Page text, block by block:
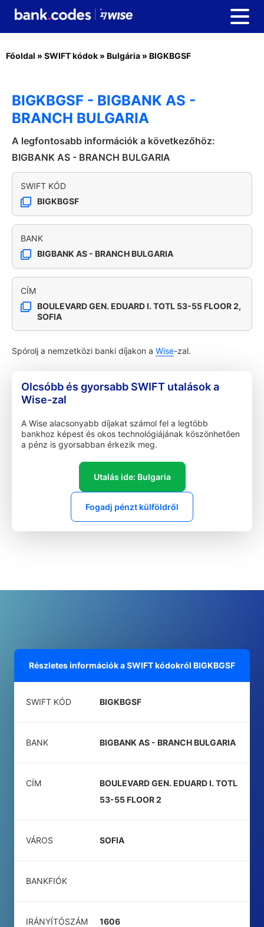
Főoldal » SWIFT kódok » Bulgária » BIGKBGSF
BIGKBGSF - BIGBANK AS -
BRANCH BULGARIA
A legfontosabb információk a következőhöz:
BIGBANK AS - BRANCH BULGARIA
SWIFT KÓD
BIGKBGSF
BANK
BIGBANK AS - BRANCH BULGARIA
CÍM
BOULEVARD GEN. EDUARD I. TOTL 53-55 FLOOR 2,
SOFIA
Spórolj a nemzetközi banki díjakon a Wise-zal.
Olcsóbb és gyorsabb SWIFT utalások a
Wise-zal
A Wise alacsonyabb díjakat számol fel a legtöbb
bankhoz képest és okos technológiájának köszönhetően
a pénz is gyorsabban érkezik meg.
Utalás ide: Bulgaria
Fogadj pénzt külföldről
Részletes információk a SWIFT kódokról BIGKBGSF
SWIFT KÓD BIGKBGSF
BANK BIGBANK AS - BRANCH BULGARIA
CÍM
BOULEVARD GEN. EDUARD I. TOTL
53-55 FLOOR 2
VÁROS SOFIA
BANKFIÓK
IRÁNYÍTÓSZÁM 1606